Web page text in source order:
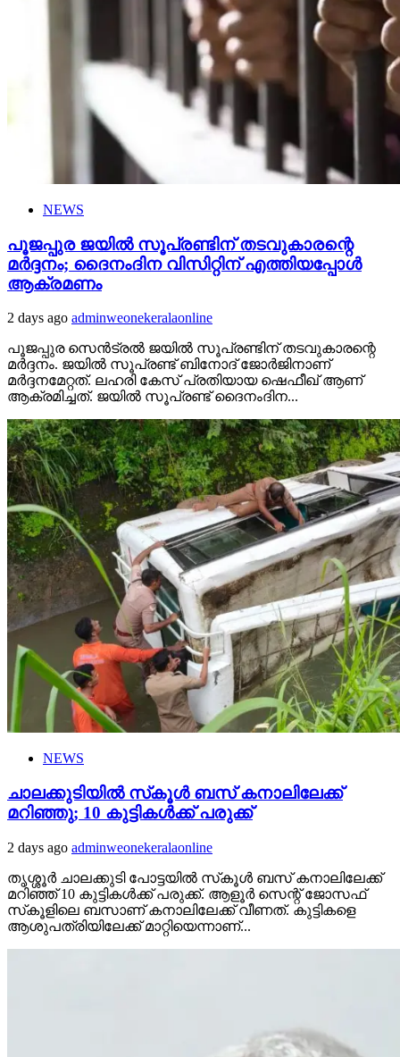
NEWS
പൂജപ്പുര ജയിൽ സൂപ്രണ്ടിന് തടവുകാരന്റെ
മർദ്ദനം; ദൈനംദിന വിസിറ്റിന് എത്തിയപ്പോൾ
ആക്രമണം
2 days ago adminweonekeralaonline
പൂജപ്പുര സെൻട്രൽ ജയിൽ സൂപ്രണ്ടിന് തടവുകാരന്റെ
മർദ്ദനം. ജയിൽ സൂപ്രണ്ട് ബിനോദ് ജോർജിനാണ്
മർദ്ദനമേറ്റത്. ലഹരി കേസ് പ്രതിയായ ഷെഫീഖ് ആണ്
ആക്രമിച്ചത്. ജയിൽ സൂപ്രണ്ട് ദൈനംദിന...
NEWS
ചാലക്കുടിയില്‍ സ്‌കൂള്‍ ബസ് കനാലിലേക്ക്
മറിഞ്ഞു; 10 കുട്ടികള്‍ക്ക് പരുക്ക്
2 days ago adminweonekeralaonline
തൃശ്ശൂര്‍ ചാലക്കുടി പോട്ടയില്‍ സ്‌കൂള്‍ ബസ് കനാലിലേക്ക്
മറിഞ്ഞ് 10 കുട്ടികള്‍ക്ക് പരുക്ക്. ആളൂര്‍ സെന്റ് ജോസഫ്
സ്‌കൂളിലെ ബസാണ് കനാലിലേക്ക് വീണത്. കുട്ടികളെ
ആശുപത്രിയിലേക്ക് മാറ്റിയെന്നാണ്...